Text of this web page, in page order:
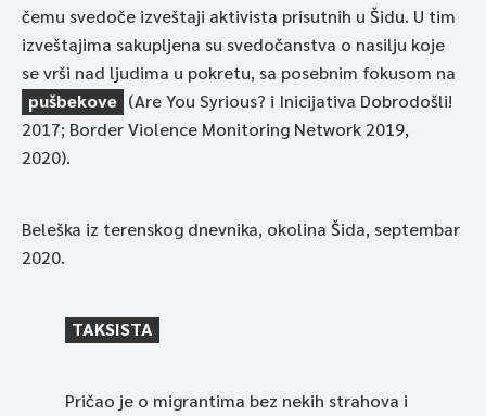
čemu svedoče izveštaji aktivista prisutnih u Šidu. U tim
izveštajima sakupljena su svedočanstva o nasilju koje
se vrši nad ljudima u pokretu, sa posebnim fokusom na
pušbekove (Are You Syrious? i Inicijativa Dobrodošli!
2017; Border Violence Monitoring Network 2019,
2020).
Beleška iz terenskog dnevnika, okolina Šida, septembar
2020.
TAKSISTA
Pričao je o migrantima bez nekih strahova i